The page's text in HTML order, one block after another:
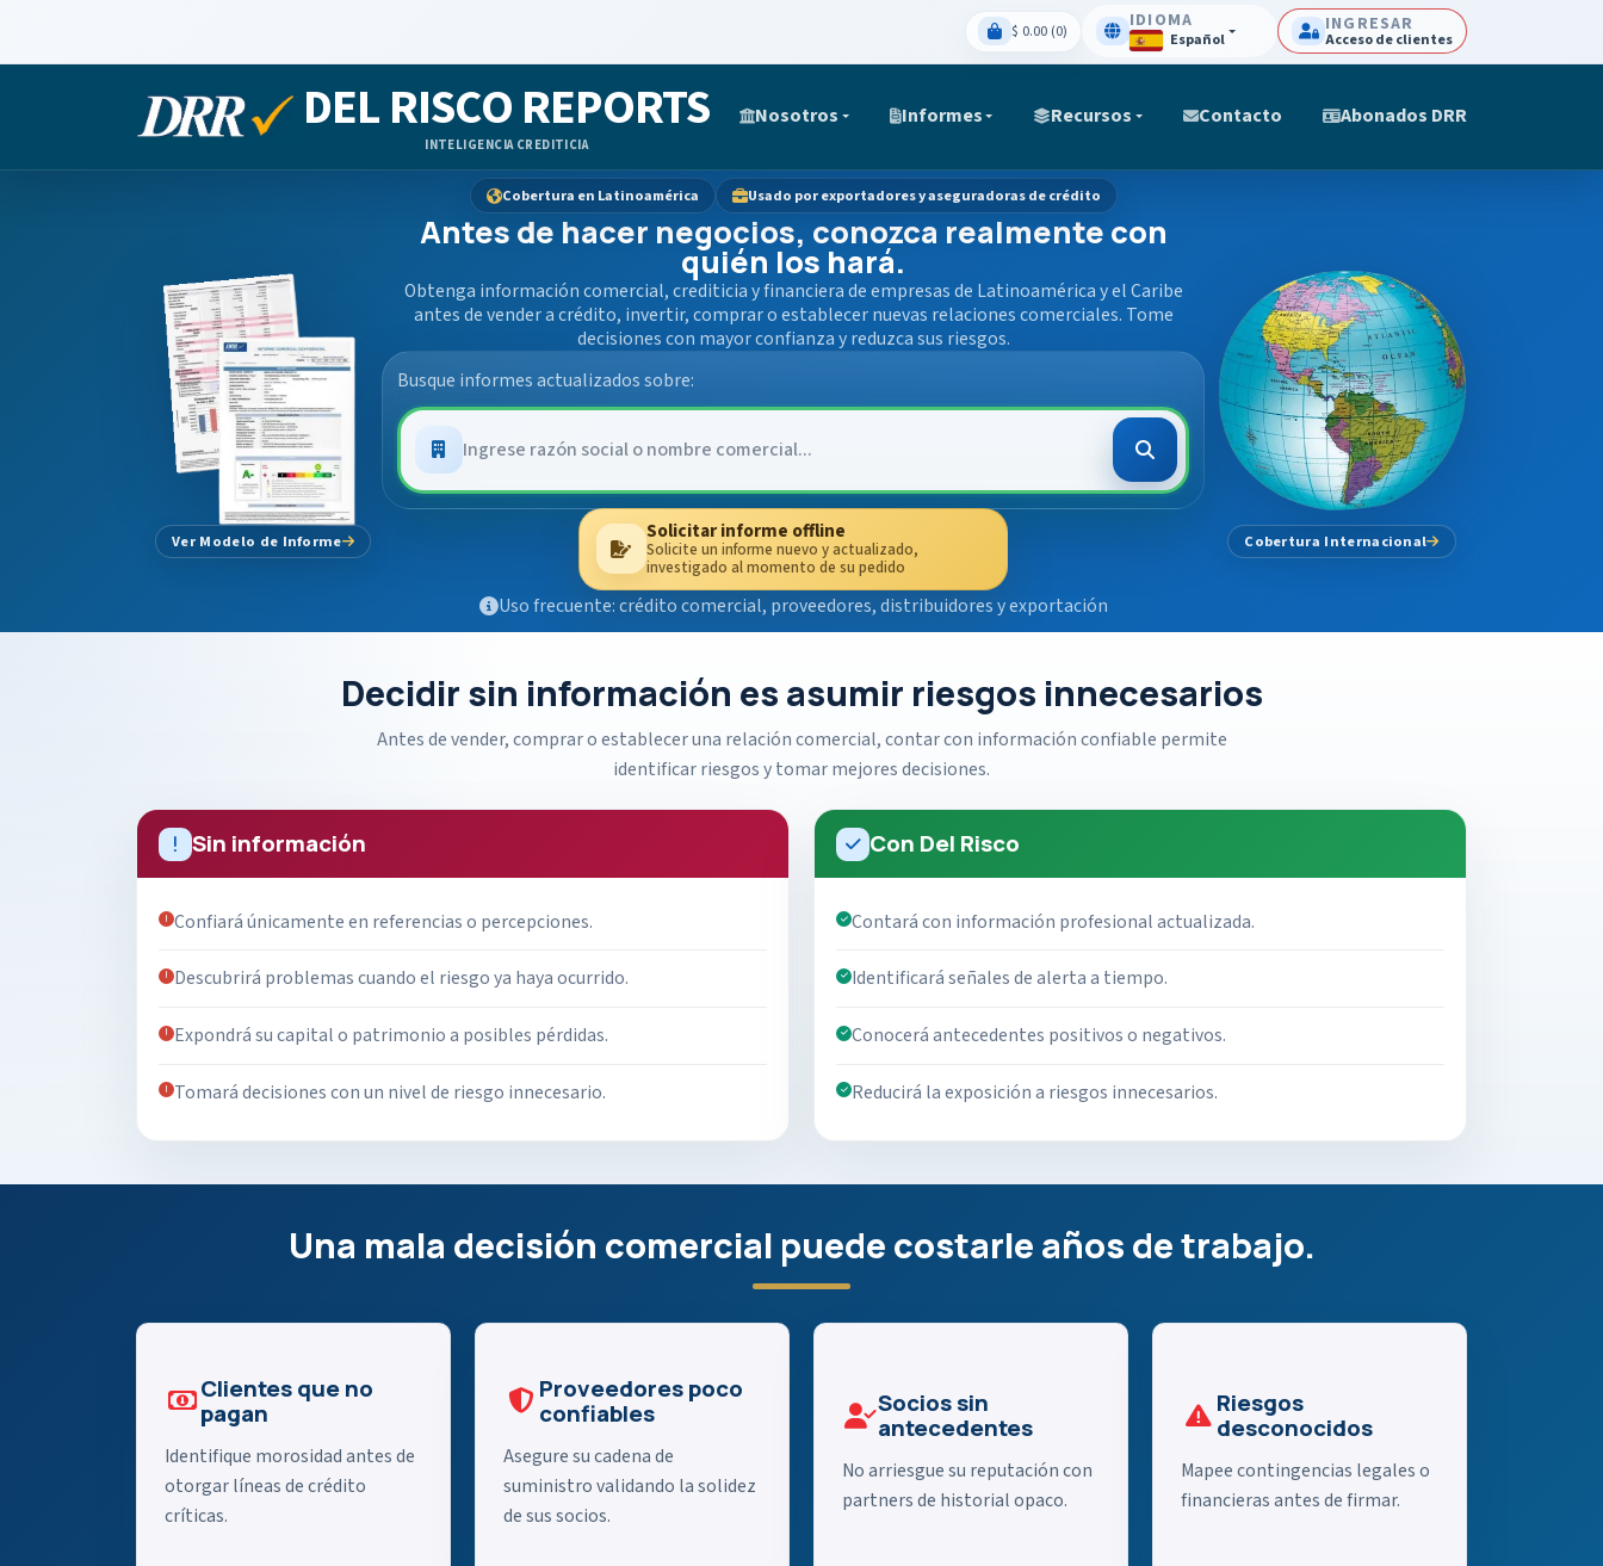
$ 0.00 (0) IDIOMA
Español
INGRESAR
Acceso de clientes
DEL RISCO REPORTS
INTELIGENCIA CREDITICIA
Nosotros Informes Recursos Contacto Abonados DRR
Ver Modelo de Informe
Cobertura en Latinoamérica Usado por exportadores y aseguradoras de crédito
Antes de hacer negocios, conozca realmente con
quién los hará.
Obtenga información comercial, crediticia y financiera de empresas de Latinoamérica y el Caribe
antes de vender a crédito, invertir, comprar o establecer nuevas relaciones comerciales. Tome
decisiones con mayor confianza y reduzca sus riesgos.
Busque informes actualizados sobre:
Solicitar informe offline
Solicite un informe nuevo y actualizado,
investigado al momento de su pedido
Uso frecuente: crédito comercial, proveedores, distribuidores y exportación
Cobertura Internacional
Decidir sin información es asumir riesgos innecesarios
Antes de vender, comprar o establecer una relación comercial, contar con información confiable permite
identificar riesgos y tomar mejores decisiones.
Sin información
Confiará únicamente en referencias o percepciones.
Descubrirá problemas cuando el riesgo ya haya ocurrido.
Expondrá su capital o patrimonio a posibles pérdidas.
Tomará decisiones con un nivel de riesgo innecesario.
Con Del Risco
Contará con información profesional actualizada.
Identificará señales de alerta a tiempo.
Conocerá antecedentes positivos o negativos.
Reducirá la exposición a riesgos innecesarios.
Una mala decisión comercial puede costarle años de trabajo.
Clientes que no
pagan
Identifique morosidad antes de
otorgar líneas de crédito
críticas.
Proveedores poco
confiables
Asegure su cadena de
suministro validando la solidez
de sus socios.
Socios sin
antecedentes
No arriesgue su reputación con
partners de historial opaco.
Riesgos
desconocidos
Mapee contingencias legales o
financieras antes de firmar.